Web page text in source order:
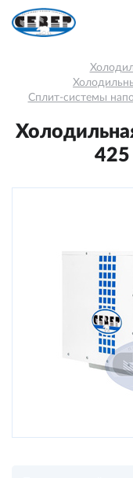
Сплит-системы
425